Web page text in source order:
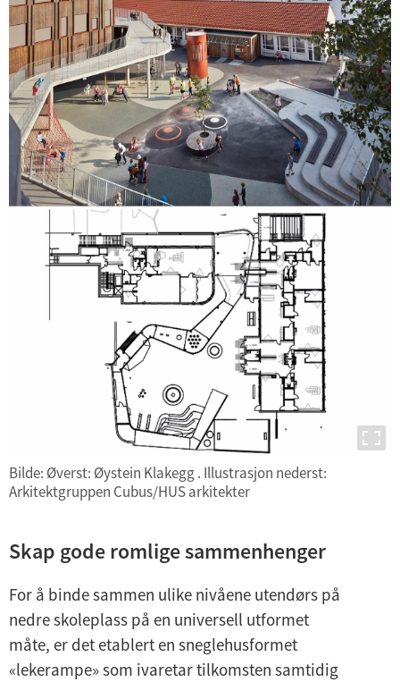
Skap gode romlige sammenhenger
For å binde sammen ulike nivåene utendørs på
nedre skoleplass på en universell utformet
måte, er det etablert en sneglehusformet
«lekerampe» som ivaretar tilkomsten samtidig
Bilde: Øverst: Øystein Klakegg . Illustrasjon nederst:
Arkitektgruppen Cubus/HUS arkitekter